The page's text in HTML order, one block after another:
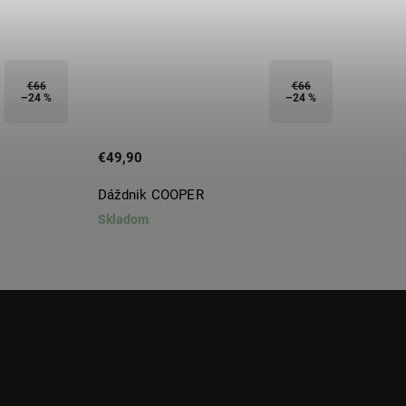
€66
–24 %
€66
–24 %
Dáždnik COOPER
Skladom
€49,90